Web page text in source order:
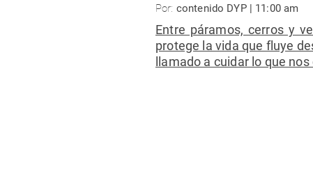
Por: contenido DYP | 11:00 am
Entre páramos, cerros y
protege la vida que fluye
llamado a cuidar lo que nos